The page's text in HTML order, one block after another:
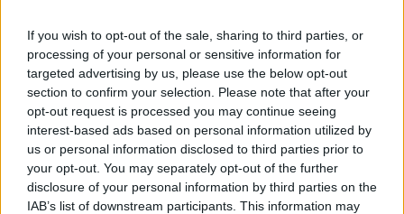
If you wish to opt-out of the sale, sharing to third parties, or
processing of your personal or sensitive information for
targeted advertising by us, please use the below opt-out
section to confirm your selection. Please note that after your
opt-out request is processed you may continue seeing
interest-based ads based on personal information utilized by
us or personal information disclosed to third parties prior to
your opt-out. You may separately opt-out of the further
disclosure of your personal information by third parties on the
IAB’s list of downstream participants. This information may